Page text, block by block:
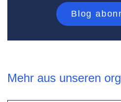
Mehr aus unseren